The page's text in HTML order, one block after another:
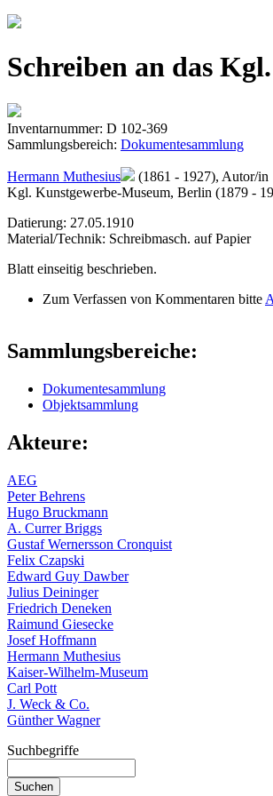
Jump to navigation
Schreiben an das
Inventarnummer: D 102-369
Sammlungsbereich: Dokumentesammlung
Hermann Muthesius
(1861 - 1927), Autor/in
Kgl. Kunstgewerbe-Museum, Berlin (1879 -
Datierung: 27.05.1910
Material/Technik: Schreibmasch. auf Papier
Blatt einseitig beschrieben.
Zum Verfassen von Kommentaren bitte
Sammlungsbereiche:
Dokumentesammlung
Objektsammlung
Akteure:
AEG
Peter Behrens
Hugo Bruckmann
A. Currer Briggs
Gustaf Wernersson Cronquist
Felix Czapski
Edward Guy Dawber
Julius Deininger
Friedrich Deneken
Raimund Giesecke
Josef Hoffmann
Hermann Muthesius
Kaiser-Wilhelm-Museum
Carl Pott
J. Weck & Co.
Günther Wagner
Suchbegriffe